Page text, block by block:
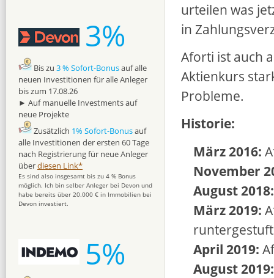
urteilen was
in
Aforti ist auch
Aktienkurs
Probleme.
Historie:
März 2016:
November
August 2018:
März 2019:
April 2019:
August 2019:
3%
Bis zu 3 % Sofort-Bonusauf alle
neuen Investitionen für alle Anleger
bis zum 17.08.26
► Auf manuelle Investments auf
neue Projekte
Zusätzlich 1% Sofort-Bonusauf
alle Investitionen der ersten 60 Tage
nach Registrierung für neue Anleger
überdiesen Link*
Es sind also insgesamt bis zu 4 % Bonus
möglich. Ich bin selber Anleger bei Devon und
habe bereits über 20.000 € in Immobilien bei
Devon investiert.
5%